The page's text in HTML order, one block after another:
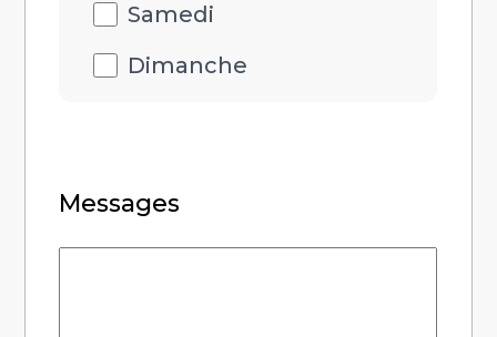
Samedi
Dimanche
Messages